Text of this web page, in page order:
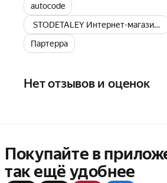
autocode
STODETALEY Интернет-магазин
Партерра
Нет отзывов и оценок
Покупайте в
так ещё удобнее